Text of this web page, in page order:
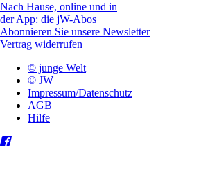
Nach Hause, online und in
der App: die jW-Abos
Abonnieren Sie unsere Newsletter
Vertrag widerrufen
© junge Welt
© JW
Impressum/Datenschutz
AGB
Hilfe